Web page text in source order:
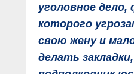
уголовное
которого
свою жену и
делать